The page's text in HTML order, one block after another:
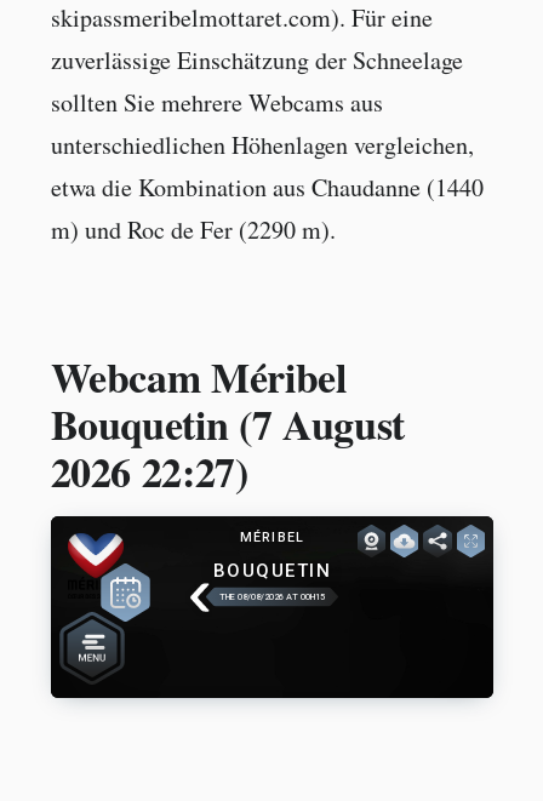
skipassmeribelmottaret.com). Für eine
zuverlässige Einschätzung der Schneelage
sollten Sie mehrere Webcams aus
unterschiedlichen Höhenlagen vergleichen,
etwa die Kombination aus Chaudanne (1440
m) und Roc de Fer (2290 m).
Webcam Méribel
Bouquetin (7 August
2026 22:27)